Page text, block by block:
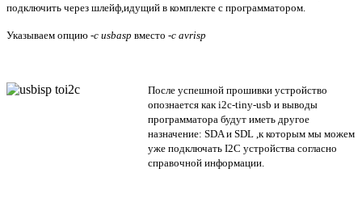
подключить через шлейф,идущий в комплекте с программатором.
Указываем опцию -c usbasp вместо -c avrisp
После успешной прошивки устройство
опознается как i2c-tiny-usb и выводы
программатора будут иметь другое
назначение: SDA и SDL ,к которым мы можем
уже подключать I2C устройства согласно
справочной информации.